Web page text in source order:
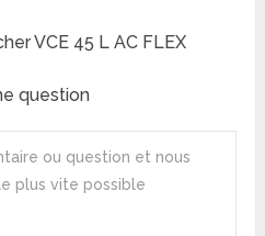
VCE 45 L AC FLEX
question